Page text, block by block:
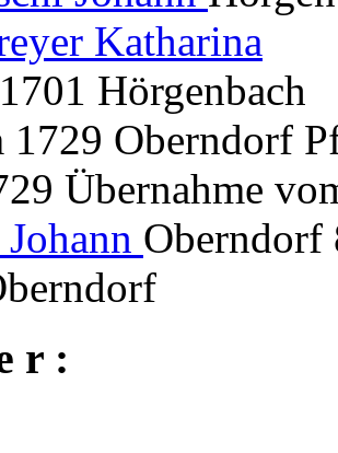
Katharina
Hörgenbach
1729 Oberndorf
Übernahme
Oberndorf
r :